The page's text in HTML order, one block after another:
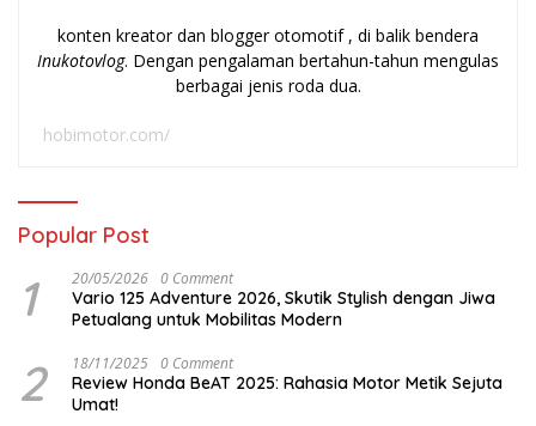
konten kreator dan blogger otomotif , di balik bendera
Inukotovlog. Dengan pengalaman bertahun-tahun mengulas
berbagai jenis roda dua.
hobimotor.com/
Popular Post
1 20/05/2026 0 Comment
Vario 125 Adventure 2026, Skutik Stylish dengan Jiwa
Petualang untuk Mobilitas Modern
2 18/11/2025 0 Comment
Review Honda BeAT 2025: Rahasia Motor Metik Sejuta
Umat!